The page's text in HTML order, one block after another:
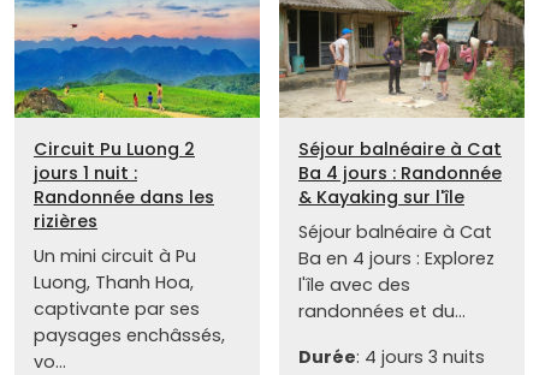
Circuit Pu Luong 2
jours 1 nuit :
Randonnée dans les
rizières
Un mini circuit à Pu
Luong, Thanh Hoa,
captivante par ses
paysages enchâssés,
vo...
Séjour balnéaire à Cat
Ba 4 jours : Randonnée
& Kayaking sur l'île
Séjour balnéaire à Cat
Ba en 4 jours : Explorez
l'île avec des
randonnées et du...
Durée: 4 jours 3 nuits